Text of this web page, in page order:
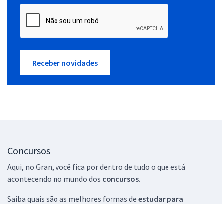
Receber novidades
Concursos
Aqui, no Gran, você fica por dentro de tudo o que está
acontecendo no mundo dos concursos.
Saiba quais são as melhores formas de estudar para